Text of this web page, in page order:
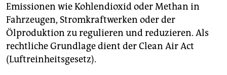
Emissionen wie Kohlendioxid oder Methan in
Fahrzeugen, Stromkraftwerken oder der
Ölproduktion zu regulieren und reduzieren. Als
rechtliche Grundlage dient der Clean Air Act
(Luftreinheitsgesetz).